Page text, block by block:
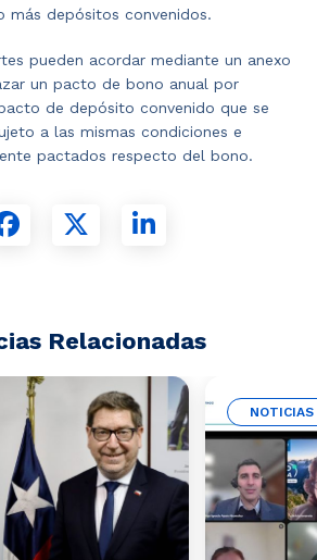
más depósitos convenidos.
pueden acordar mediante un anexo
un pacto de bono anual por
de depósito convenido que se
a las mismas condiciones e
pactados respecto del bono.
Relacionadas
NOTICIAS